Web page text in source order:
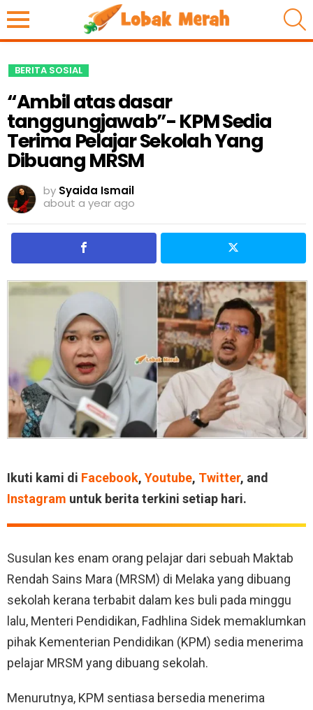
BERITA SOSIAL
“Ambil atas dasar
tanggungjawab”- KPM Sedia
Terima Pelajar Sekolah Yang
Dibuang MRSM
by Syaida Ismail
about a year ago
Ikuti kami di Facebook, Youtube, Twitter, and
Instagram untuk berita terkini setiap hari.
Susulan kes enam orang pelajar dari sebuah Maktab
Rendah Sains Mara (MRSM) di Melaka yang dibuang
sekolah kerana terbabit dalam kes buli pada minggu
lalu, Menteri Pendidikan, Fadhlina Sidek memaklumkan
pihak Kementerian Pendidikan (KPM) sedia menerima
pelajar MRSM yang dibuang sekolah.
Menurutnya, KPM sentiasa bersedia menerima